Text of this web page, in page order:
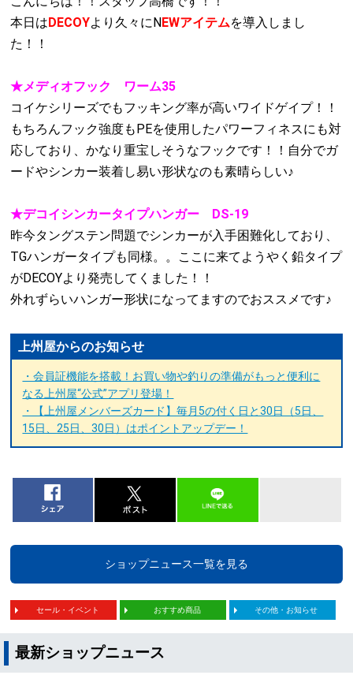
本日は DECOYより久々にN EWアイテムを導入しまし
た！！
★メディオフック ワーム35
コイケシリーズでもフッキング率が高いワイドゲイプ！！
もちろんフック強度もPEを使用したパワーフィネスにも対
応しており、かなり重宝しそうなフックです！！自分でガ
ードやシンカー装着し易い形状なのも素晴らしい♪
★デコイシンカータイプハンガー DS-19
昨今タングステン問題でシンカーが入手困難化しており、
TGハンガータイプも同様。。ここに来てようやく鉛タイプ
がDECOYより発売してくました！！
外れずらいハンガー形状になってますのでおススメです♪
上州屋からのお知らせ
・会員証機能を搭載！お買い物や釣りの準備がもっと便利に
なる上州屋“公式”アプリ登場！
・【上州屋メンバーズカード】毎月5の付く日と30日（5日、
15日、25日、30日）はポイントアップデー！
ショップニュース一覧を見る
セール・イベント おすすめ商品 その他・お知らせ
最新ショップニュース